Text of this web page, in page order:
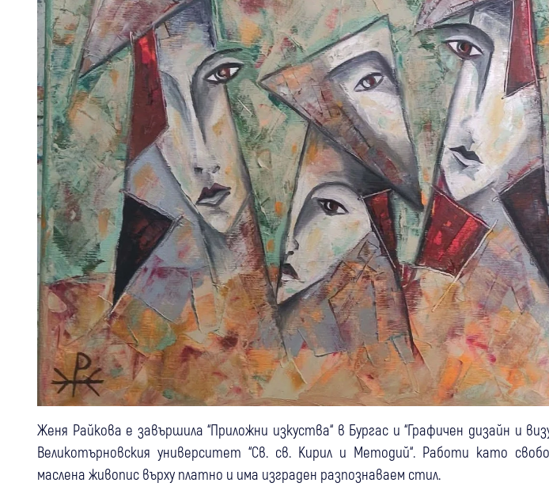
Женя Райкова е завършила “Приложни изкуства“ в Бургас и “Графичен дизайн и
Великотърновския университет “Св. св. Кирил и Методий“. Работи като
маслена живопис върху платно и има изграден разпознаваем стил.